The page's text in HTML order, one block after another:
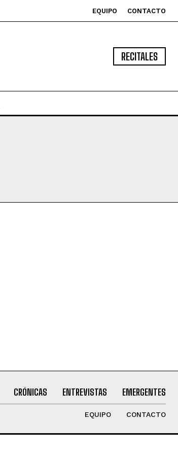
EQUIPO CONTACTO
RECITALES
CRÓNICAS ENTREVISTAS EMERGENTES
EQUIPO CONTACTO